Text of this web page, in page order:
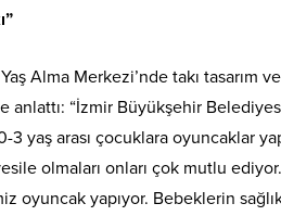
Alma Merkezi’nde takı tasarım
anlattı: “İzmir Büyükşehir
yaş arası çocuklara oyuncaklar
olmaları onları çok mutlu
oyuncak yapıyor. Bebeklerin